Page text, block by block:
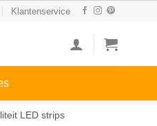
Klantenservice
LED strips